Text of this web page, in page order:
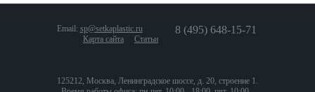
8 (495) 648-15-71
Email: sp@setkaplastic.ru
Карта сайта
Статьи
125212, Москва, Ленинградское шоссе, д. 20, строение 1.